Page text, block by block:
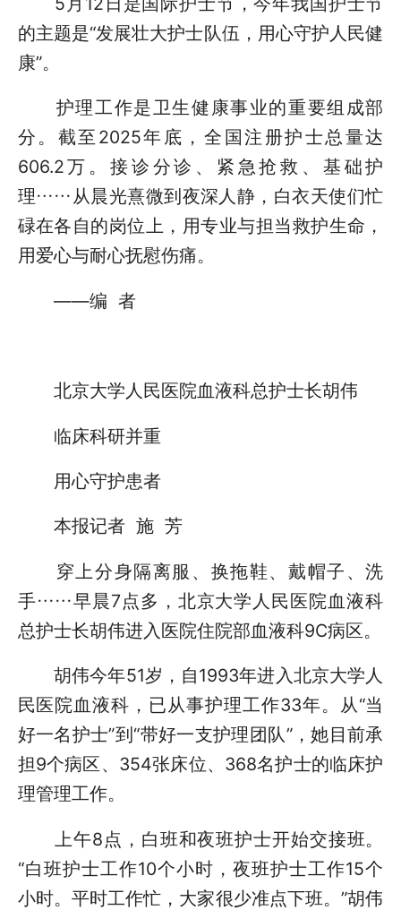
的主题是“发展壮大护士队伍，用心守护人民健
康”。
护理工作是卫生健康事业的重要组成部
分。截至2025年底，全国注册护士总量达
606.2万。接诊分诊、紧急抢救、基础护
理……从晨光熹微到夜深人静，白衣天使们忙
碌在各自的岗位上，用专业与担当救护生命，
用爱心与耐心抚慰伤痛。
——编 者
北京大学人民医院血液科总护士长胡伟
临床科研并重
用心守护患者
本报记者 施 芳
穿上分身隔离服、换拖鞋、戴帽子、洗
手……早晨7点多，北京大学人民医院血液科
总护士长胡伟进入医院住院部血液科9C病区。
胡伟今年51岁，自1993年进入北京大学人
民医院血液科，已从事护理工作33年。从“当
好一名护士”到“带好一支护理团队”，她目前承
担9个病区、354张床位、368名护士的临床护
理管理工作。
上午8点，白班和夜班护士开始交接班。
“白班护士工作10个小时，夜班护士工作15个
小时。平时工作忙，大家很少准点下班。”胡伟